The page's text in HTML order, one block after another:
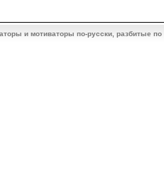
и мотиваторы по-русски, разбитые